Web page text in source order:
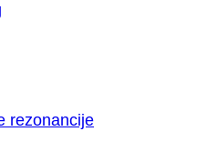
rezonancije